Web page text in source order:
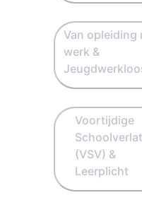
Van opleiding
werk &
Voortijdige
(VSV) &
Leerplicht